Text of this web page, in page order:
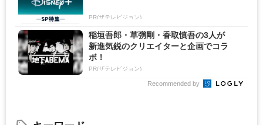
PR(ザテレビジョン)
稲垣吾郎・草彅剛・香取慎吾の3人が
新進気鋭のクリエイターと企画でコラ
ボ！
PR(ザテレビジョン)
Recommended by